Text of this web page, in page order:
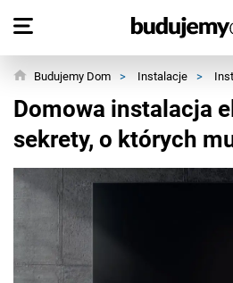
Budujemy Dom > Instalacje >
Domowa instalacja
sekrety, o których